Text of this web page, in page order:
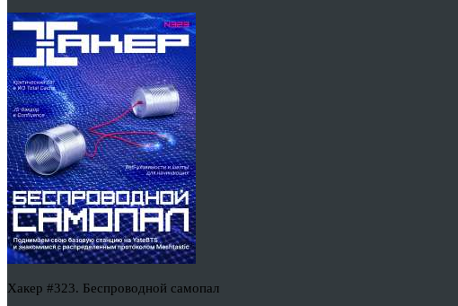
Хакер #323. Беспроводной самопал